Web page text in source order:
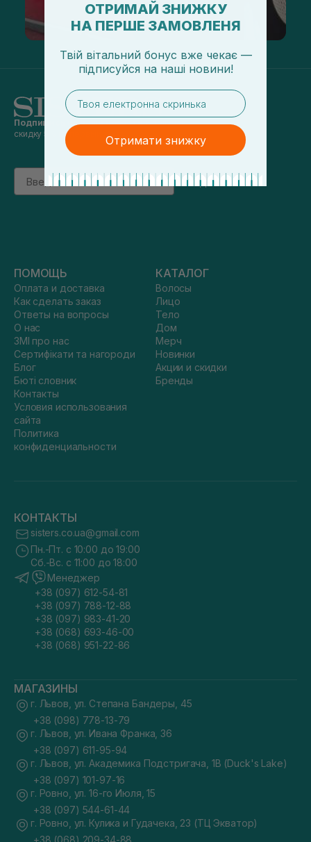
Подпишись на наши новостии получай
скидку 5% на первый заказ
Email
підписатись
ПОМОЩЬ
Оплата и доставка
Как сделать заказ
Ответы на вопросы
О нас
ЗМІ про нас
Сертифікати та нагороди
Блог
Бюті словник
Контакты
Условия использования
сайта
Политика
конфиденциальности
КАТАЛОГ
Волосы
Лицо
Тело
Дом
Мерч
Новинки
Акции и скидки
Бренды
КОНТАКТЫ
sisters.co.ua@gmail.com
Пн.-Пт. с 10:00 до 19:00
Сб.-Вс. с 11:00 до 18:00
Менеджер
+38 (097) 612-54-81
+38 (097) 788-12-88
+38 (097) 983-41-20
+38 (068) 693-46-00
+38 (068) 951-22-86
МАГАЗИНЫ
г. Львов, ул. Степана Бандеры, 45
+38 (098) 778-13-79
г. Львов, ул. Ивана Франка, 36
+38 (097) 611-95-94
г. Львов, ул. Академика Подстригача, 1В (Duck's Lake)
+38 (097) 101-97-16
г. Ровно, ул. 16-го Июля, 15
+38 (097) 544-61-44
г. Ровно, ул. Кулика и Гудачека, 23 (ТЦ Экватор)
+38 (068) 209-34-88
ОТРИМАЙ ЗНИЖКУ
НА ПЕРШЕ ЗАМОВЛЕНЯ
Твій вітальний бонус вже чекає —
підписуйся на наші новини!
email
Отримати знижку